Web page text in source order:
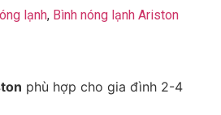
lạnh, Bình nóng lạnh Ariston
phù hợp cho gia đình 2-4